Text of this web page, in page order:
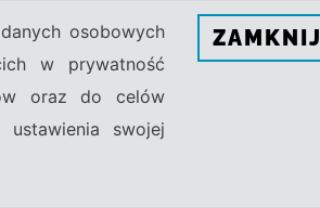
osobowych
w prywatność
oraz do celów
swojej
ZAMKNIJ